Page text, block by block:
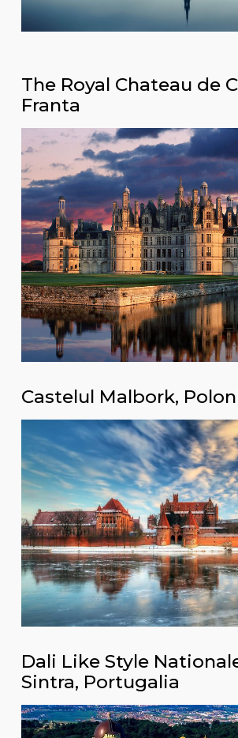
The Royal Chateau de
Franta
Castelul Malbork,
Dali Like Style
Sintra, Portugalia